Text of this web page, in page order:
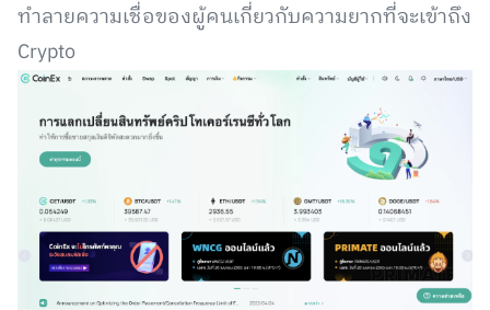
ทำลายความเชื่อของผู้คนเกี่ยวกับความยากที่จะเข้าถึง
Crypto